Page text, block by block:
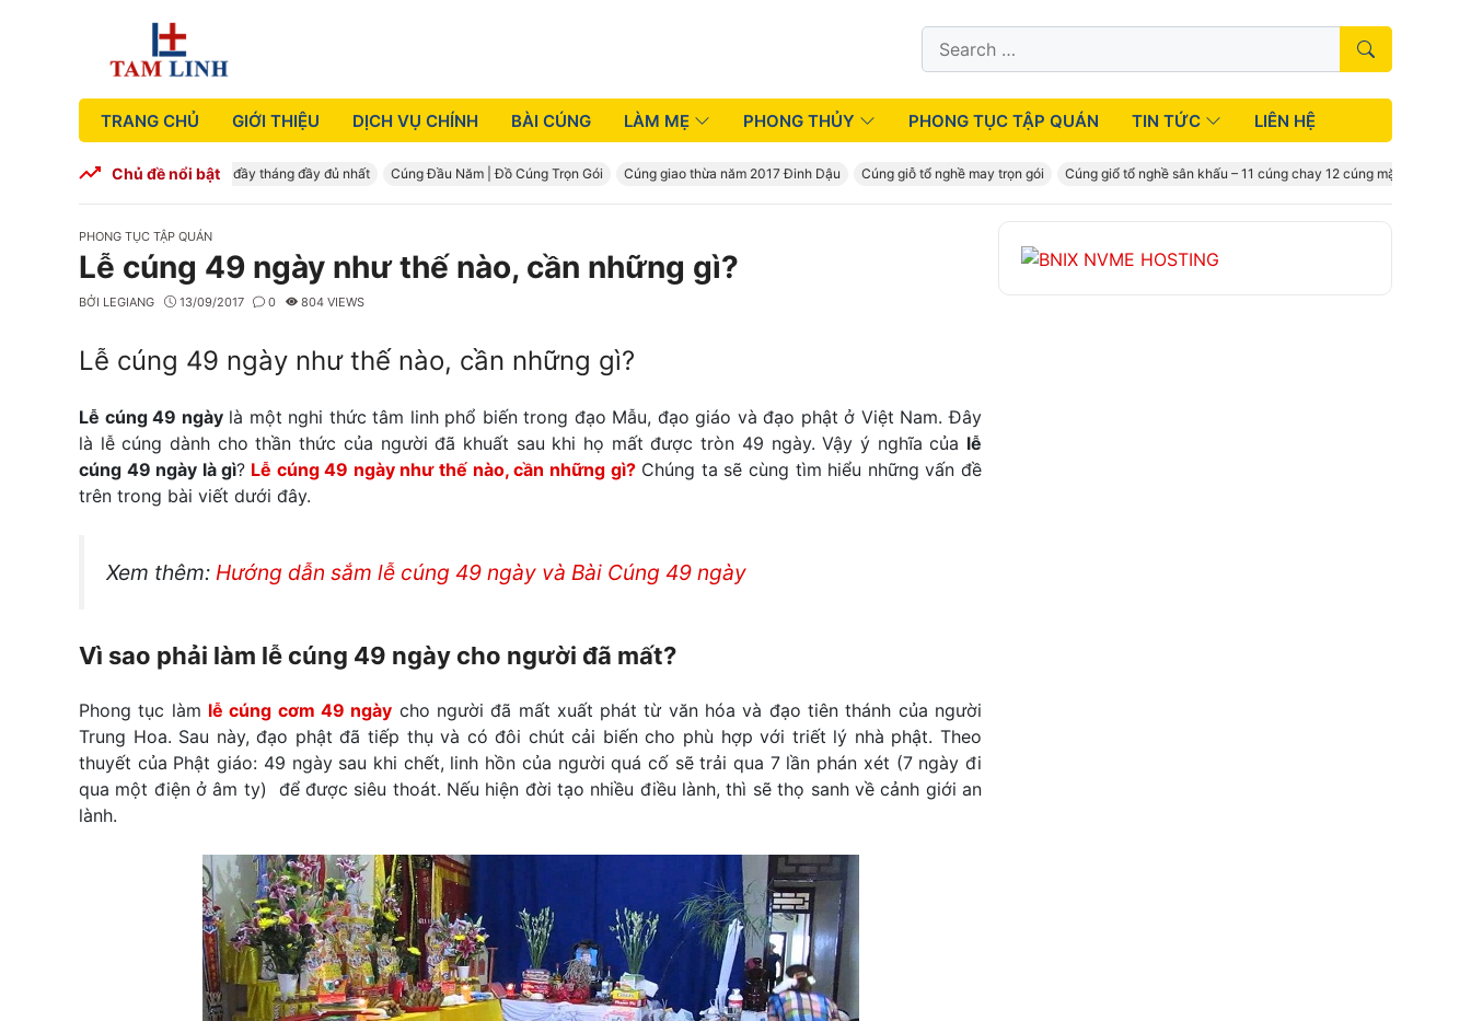
Search
for:
TRANG CHỦ GIỚI THIỆU DỊCH VỤ CHÍNH BÀI CÚNG LÀM MẸ PHONG THỦY PHONG TỤC TẬP QUÁN TIN TỨC LIÊN HỆ
Chủ đề nổi bật
Cúng Đầy Tháng – Mâm cúng đầy tháng đầy đủ nhất Cúng Đầu Năm | Đồ Cúng Trọn Gói Cúng giao thừa năm 2017 Đinh Dậu Cúng giỗ tổ nghề may trọn gói Cúng giổ tổ nghề sân khấu – 11 cúng chay 12 cúng mặn
CATEGORIES
PHONG TỤC TẬP QUÁN
Lễ cúng 49 ngày như thế nào, cần những gì?
BỞI LEGIANG 13/09/2017 0 804 VIEWS
Lễ cúng 49 ngày như thế nào, cần những gì?
Lễ cúng 49 ngàylà một nghi thức tâm linh phổ biến trong đạo Mẫu, đạo giáo và đạo phật ở Việt Nam. Đây
là lễ cúng dành cho thần thức của người đã khuất sau khi họ mất được tròn 49 ngày. Vậy ý nghĩa của lễ
cúng 49 ngày là gì? Lễ cúng 49 ngày như thế nào, cần những gì?Chúng ta sẽ cùng tìm hiểu những vấn đề
trên trong bài viết dưới đây.
Xem thêm: Hướng dẫn sắm lễ cúng 49 ngày và Bài Cúng 49 ngày
Vì sao phải làm lễ cúng 49 ngày cho người đã mất?
Phong tục làm lễ cúng cơm 49 ngày cho người đã mất xuất phát từ văn hóa và đạo tiên thánh của người
Trung Hoa. Sau này, đạo phật đã tiếp thụ và có đôi chút cải biến cho phù hợp với triết lý nhà phật. Theo
thuyết của Phật giáo: 49 ngày sau khi chết, linh hồn của người quá cố sẽ trải qua 7 lần phán xét (7 ngày đi
qua một điện ở âm ty) để được siêu thoát. Nếu hiện đời tạo nhiều điều lành, thì sẽ thọ sanh về cảnh giới an
lành.